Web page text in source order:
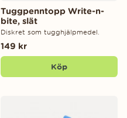
Tuggpenntopp Write-n-
bite, slät
Diskret som tugghjälpmedel.
149 kr
Köp